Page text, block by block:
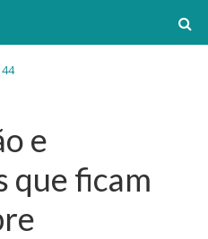
44
e
que ficam